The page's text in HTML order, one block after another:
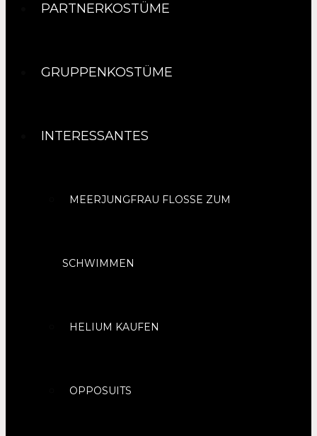
PARTNERKOSTÜME
GRUPPENKOSTÜME
INTERESSANTES
MEERJUNGFRAU FLOSSE ZUM
SCHWIMMEN
HELIUM KAUFEN
OPPOSUITS